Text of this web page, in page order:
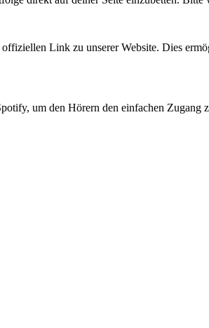
Link zu unserer Website. Dies
um den Hörern den einfachen Zugang